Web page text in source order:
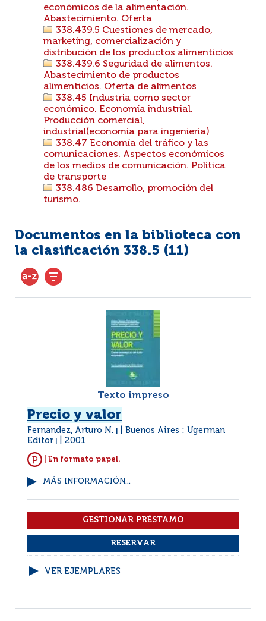
económicos de la alimentación.
Abastecimiento. Oferta
338.439.5 Cuestiones de mercado,
marketing, comercialización y
distribución de los productos alimenticios
338.439.6 Seguridad de alimentos.
Abastecimiento de productos
alimenticios. Oferta de alimentos
338.45 Industria como sector
económico. Economía industrial.
Producción comercial,
industrial(economía para ingeniería)
338.47 Economía del tráfico y las
comunicaciones. Aspectos económicos
de los medios de comunicación. Política
de transporte
338.486 Desarrollo, promoción del
turismo.
Documentos en la biblioteca con
la clasificación 338.5 (11)
Texto impreso
Precio y valor
Fernandez, Arturo N.
Buenos Aires : Ugerman
Editor
2001
| En formato papel.
MÁS INFORMACIÓN...
VER EJEMPLARES